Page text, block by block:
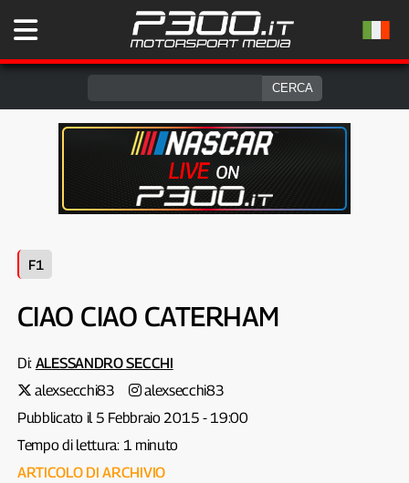
F1
CIAO CIAO CATERHAM
Di: ALESSANDRO SECCHI
alexsecchi83
alexsecchi83
Pubblicato il 5 Febbraio 2015 - 19:00
Tempo di lettura: 1 minuto
ARTICOLO DI ARCHIVIO